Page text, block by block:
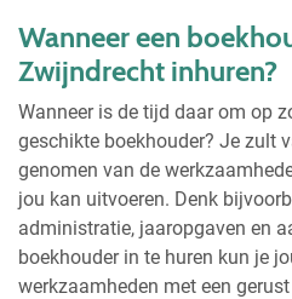
Wanneer een
Zwijndrecht inhuren?
Wanneer is de tijd daar om op
geschikte boekhouder? Je zult
genomen van de
jou kan uitvoeren. Denk
administratie, jaaropgaven en
boekhouder in te huren kun je
werkzaamheden met een